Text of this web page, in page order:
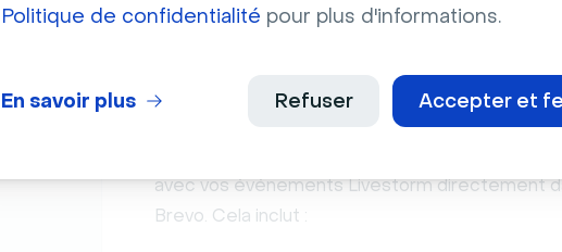
Politique de confidentialité pour plus d'informations.
Accepter et
Refuser
En savoir plus
par celle définie dans votre cartographie.
Suivi des activités de vos inscrits dans
Au-delà des coordonnées, l’intégration
avec vos événements Livestorm directement
Brevo. Cela inclut :